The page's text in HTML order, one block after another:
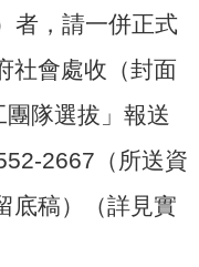
者，請一併正式
社會處收（封面
隊選拔」報送
2667（所送資
底稿）（詳見實